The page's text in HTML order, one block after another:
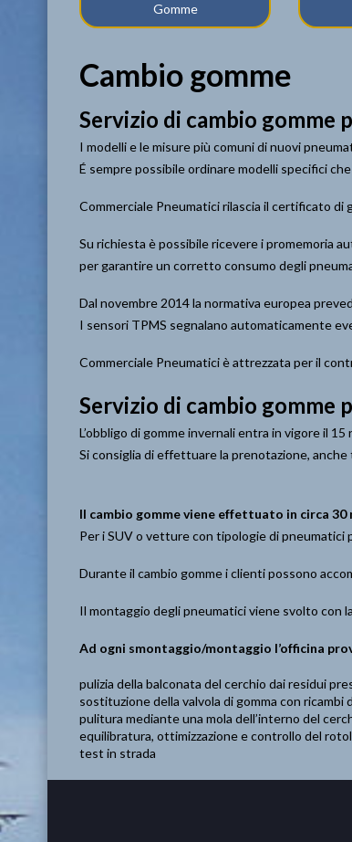
Gomme
Cambio gomme
Servizio di cambio gomme
I modelli e le misure più comuni di nuovi
É sempre possibile ordinare modelli specifici
Commerciale Pneumatici rilascia il certificato
Su richiesta è possibile ricevere i promemoria
per garantire un corretto consumo degli
Dal novembre 2014 la normativa europea
I sensori TPMS segnalano automaticamente
Commerciale Pneumatici è attrezzata per il
Servizio di cambio gomme
L’obbligo di gomme invernali entra in vigore il
Si consiglia di effettuare la prenotazione,
Il cambio gomme viene effettuato in circa 30
Per i SUV o vetture con tipologie di pneumatici
Durante il cambio gomme i clienti possono
Il montaggio degli pneumatici viene svolto con
Ad ogni smontaggio/montaggio l’officina
pulizia della balconata del cerchio dai residui
sostituzione della valvola di gomma con ricambi
pulitura mediante una mola dell’interno del
equilibratura, ottimizzazione e controllo del
test in strada